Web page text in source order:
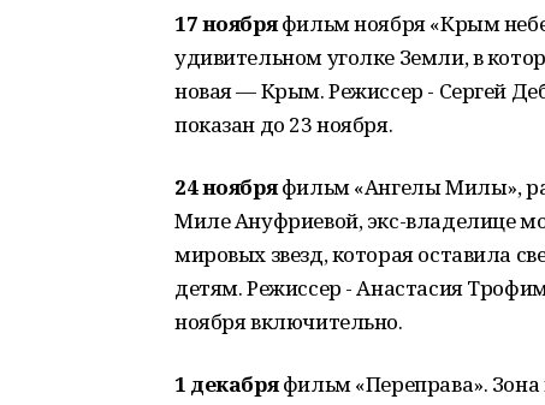
17 ноябряфильм ноября «Крым
удивительном уголке Земли, в
новая — Крым. Режиссер - Сергей
показан до 23 ноября.
24 ноябряфильм «Ангелы Милы»,
Миле Ануфриевой, экс-владелице
мировых звезд, которая оставила
детям. Режиссер - Анастасия
ноября включительно.
1 декабряфильм «Переправа». Зона